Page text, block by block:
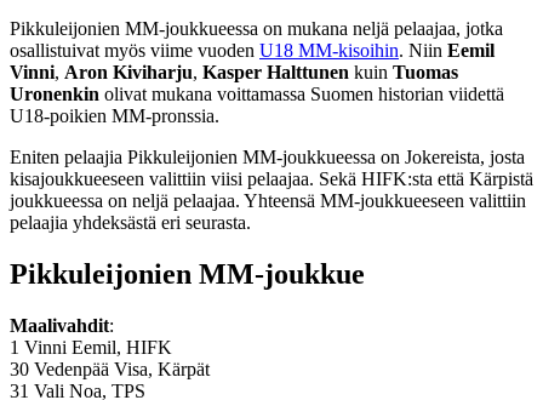
Pikkuleijonien MM-joukkueessa on mukana neljä pelaajaa, jotka
osallistuivat myös viime vuoden U18 MM-kisoihin. Niin Eemil
Vinni, Aron Kiviharju, Kasper Halttunen kuin Tuomas
Uronenkin olivat mukana voittamassa Suomen historian viidettä
U18-poikien MM-pronssia.
Eniten pelaajia Pikkuleijonien MM-joukkueessa on Jokereista, josta
kisajoukkueeseen valittiin viisi pelaajaa. Sekä HIFK:sta että Kärpistä
joukkueessa on neljä pelaajaa. Yhteensä MM-joukkueeseen valittiin
pelaajia yhdeksästä eri seurasta.
Pikkuleijonien MM-joukkue
Maalivahdit:
1 Vinni Eemil, HIFK
30 Vedenpää Visa, Kärpät
31 Vali Noa, TPS